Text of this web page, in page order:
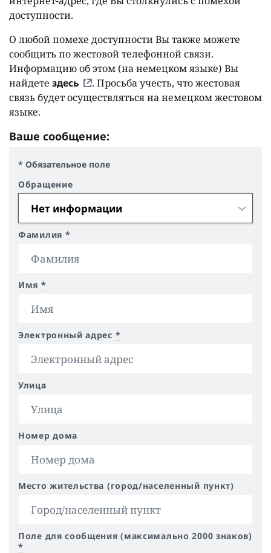
доступности.
О любой помехе доступности Вы также можете
сообщить по жестовой телефонной связи.
Информацию об этом (на немецком языке) Вы
найдете здесь
. Просьба учесть, что жестовая
связь будет осуществляться на немецком жестовом
языке.
Ваше сообщение:
* Обязательное поле
Обращение
Фамилия *
Имя *
Электронный адрес *
Улица
Номер дома
Место жительства (город/населенный пункт)
Поле для сообщения (максимально 2000 знаков)
*